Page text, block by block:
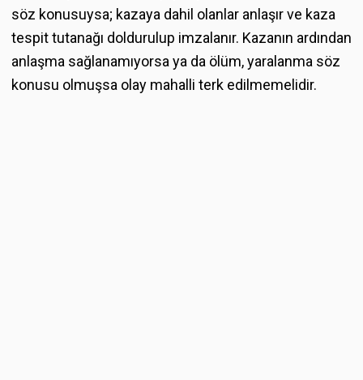
söz konusuysa; kazaya dahil olanlar anlaşır ve kaza
tespit tutanağı doldurulup imzalanır. Kazanın ardından
anlaşma sağlanamıyorsa ya da ölüm, yaralanma söz
konusu olmuşsa olay mahalli terk edilmemelidir.